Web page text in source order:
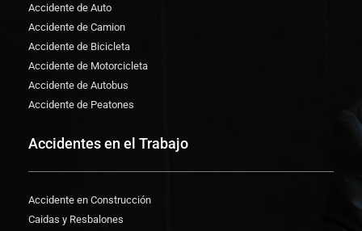
Accidente de Auto
Accidente de Camion
Accidente de Bicicleta
Accidente de Motorcicleta
Accidente de Autobus
Accidente de Peatones
Accidentes en el Trabajo
Accidente en Construcción
Caidas y Resbalones